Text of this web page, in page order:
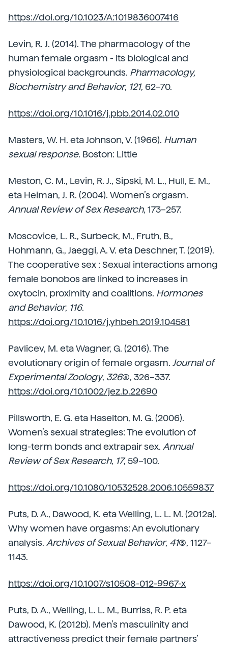
https://doi.org/10.1023/A:1019836007416
Levin, R. J. (2014). The pharmacology of the
human female orgasm - Its biological and
physiological backgrounds. Pharmacology,
Biochemistry and Behavior, 121, 62–70.
https://doi.org/10.1016/j.pbb.2014.02.010
Masters, W. H. eta Johnson, V. (1966). Human
sexual response. Boston: Little
Meston, C. M., Levin, R. J., Sipski, M. L., Hull, E. M.,
eta Heiman, J. R. (2004). Women’s orgasm.
Annual Review of Sex Research, 173–257.
Moscovice, L. R., Surbeck, M., Fruth, B.,
Hohmann, G., Jaeggi, A. V. eta Deschner, T. (2019).
The cooperative sex : Sexual interactions among
female bonobos are linked to increases in
oxytocin, proximity and coalitions. Hormones
and Behavior, 116.
https://doi.org/10.1016/j.yhbeh.2019.104581
Pavlicev, M. eta Wagner, G. (2016). The
evolutionary origin of female orgasm. Journal of
Experimental Zoology, 326(6), 326–337.
https://doi.org/10.1002/jez.b.22690
Pillsworth, E. G. eta Haselton, M. G. (2006).
Women’s sexual strategies: The evolution of
long-term bonds and extrapair sex. Annual
Review of Sex Research, 17, 59–100.
https://doi.org/10.1080/10532528.2006.10559837
Puts, D. A., Dawood, K. eta Welling, L. L. M. (2012a).
Why women have orgasms: An evolutionary
analysis. Archives of Sexual Behavior, 41(5), 1127–
1143.
https://doi.org/10.1007/s10508-012-9967-x
Puts, D. A., Welling, L. L. M., Burriss, R. P. eta
Dawood, K. (2012b). Men’s masculinity and
attractiveness predict their female partners’